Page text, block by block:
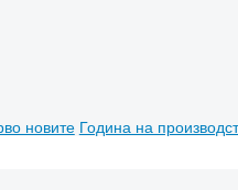
новите Година на